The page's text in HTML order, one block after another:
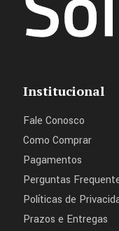
Institucional
Fale Conosco
Como Comprar
Pagamentos
Perguntas
Políticas de
Prazos e Entregas